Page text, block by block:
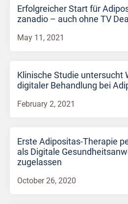
Erfolgreicher Start für
zanadio – auch ohne TV Deal
May 11, 2021
Klinische Studie untersucht
digitaler Behandlung bei
February 2, 2021
Erste Adipositas-Therapie
als Digitale
zugelassen
October 26, 2020